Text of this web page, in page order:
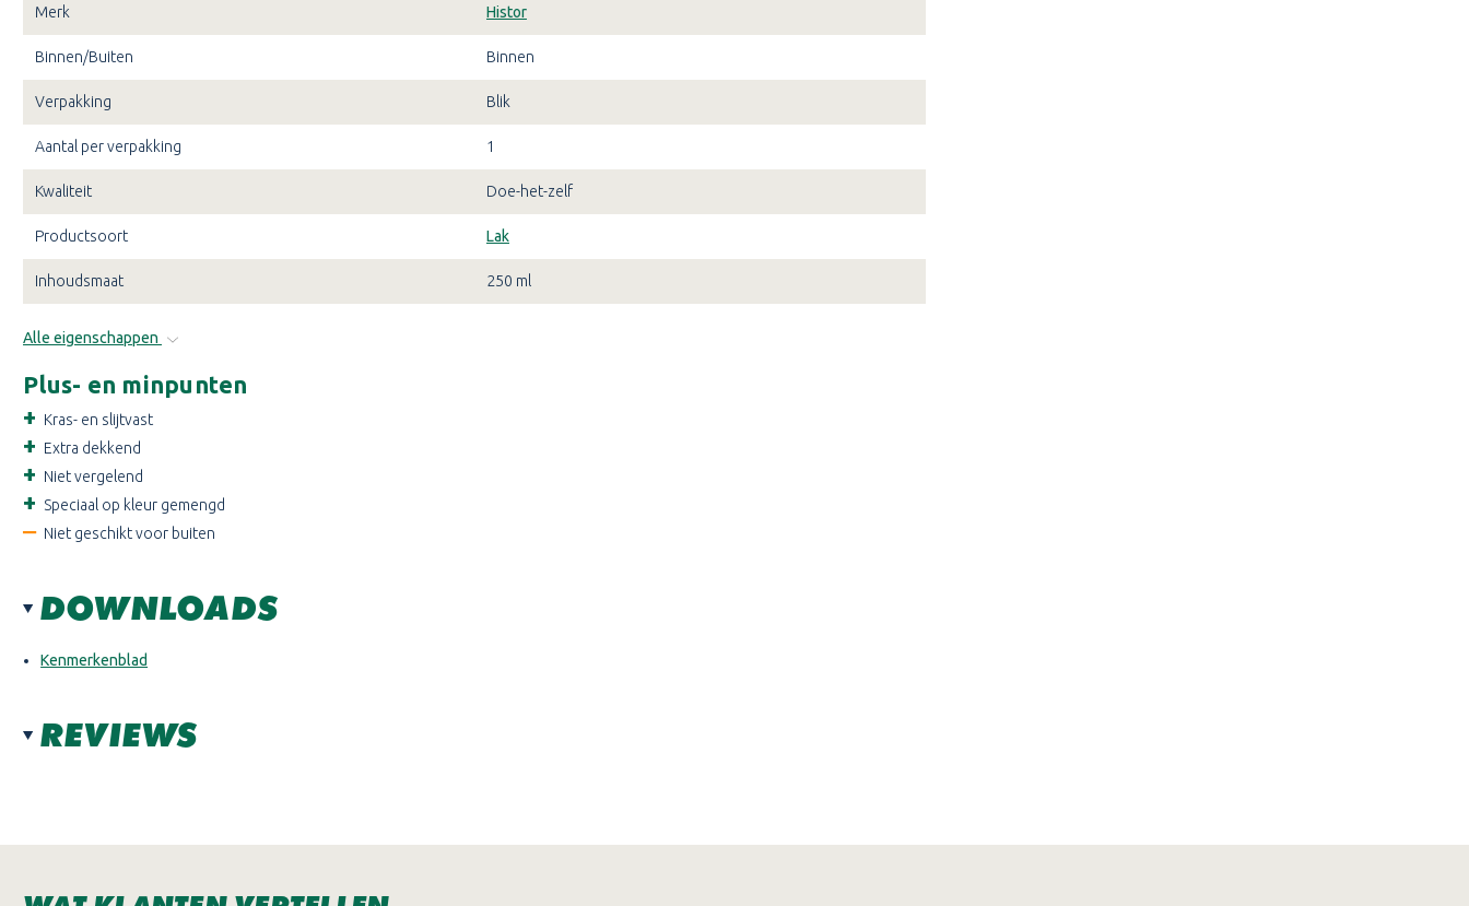
Merk Histor
Binnen/Buiten Binnen
Verpakking Blik
Aantal per verpakking 1
Kwaliteit Doe-het-zelf
Productsoort Lak
Inhoudsmaat 250 ml
Alle eigenschappen
Plus- en minpunten
Kras- en slijtvast
Extra dekkend
Niet vergelend
Speciaal op kleur gemengd
Niet geschikt voor buiten
DOWNLOADS
Kenmerkenblad
REVIEWS